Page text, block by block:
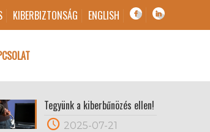
KIBERBIZTONSÁG ENGLISH
Tegyünk a kiberbűnözés ellen!
2025-07-21